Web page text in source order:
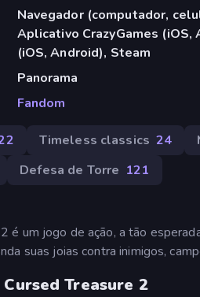
Navegador (computador,
Aplicativo CrazyGames
(iOS, Android), Steam
Panorama
Fandom
Timeless classics 24
Defesa de Torre 121
é um jogo de ação, a tão
suas joias contra inimigos,
Treasure 2